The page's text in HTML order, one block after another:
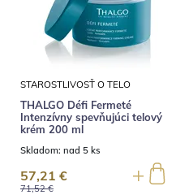
STAROSTLIVOSŤ O TELO
THALGO Défi Fermeté
Intenzívny spevňujúci telový
krém 200 ml
Skladom: nad 5 ks
71,52 €
57,21 €